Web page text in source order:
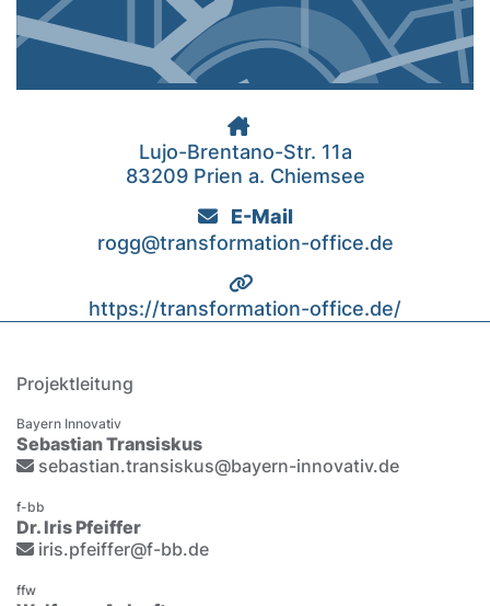
Lujo-Brentano-Str. 11a
83209 Prien a. Chiemsee
E-Mail
rogg@transformation-office.de
https://transformation-office.de/
Projektleitung
Bayern Innovativ
Sebastian Transiskus
sebastian.transiskus@bayern-innovativ.de
f-bb
Dr. Iris Pfeiffer
iris.pfeiffer@f-bb.de
ffw